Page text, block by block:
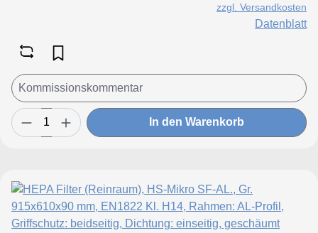
zzgl. Versandkosten
Datenblatt
In den Warenkorb